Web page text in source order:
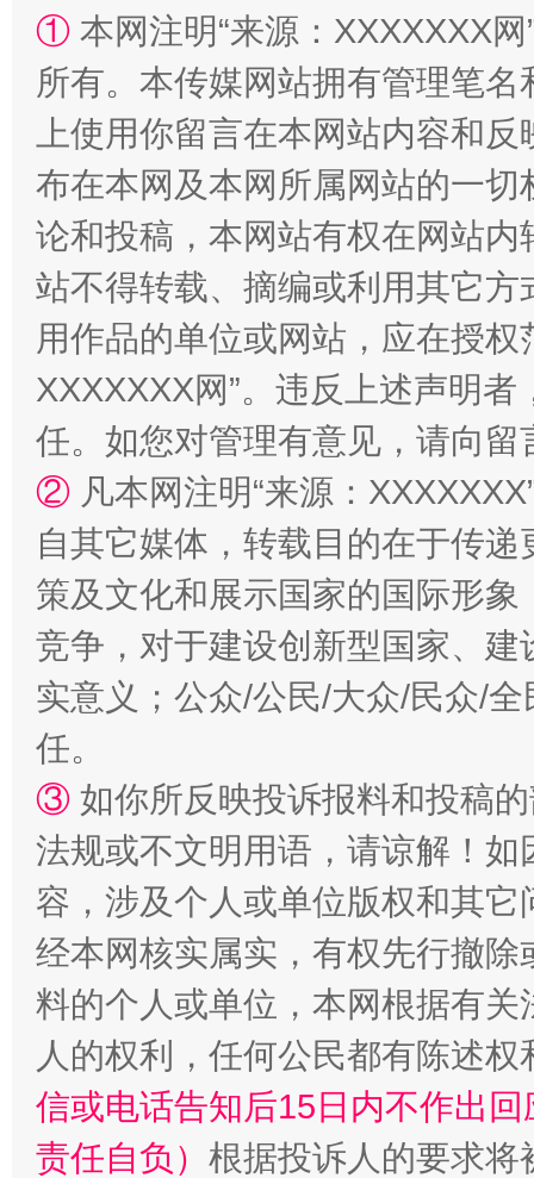
国家大学科技园优化重塑工作
扯下公款旅游的“隐身衣” 如何以
① 本网注明“来源：XXXXXXX
所有。本传媒网站拥有管理笔
上使用你留言在本网站内容和
布在本网及本网所属网站的一
论和投稿，本网站有权在网站
站不得转载、摘编或利用其它
用作品的单位或网站，应在授
XXXXXXX网”。违反上述声明
任。如您对管理有意见，请向
② 凡本网注明“来源：
自其它媒体，转载目的在于传
策及文化和展示国家的国际形
竞争，对于建设创新型国家、
实意义；公众/公民/大众/民众/
任。
③ 如你所反映投诉报料和投稿
法规或不文明用语，请谅解！
容，涉及个人或单位版权和其它
经本网核实属实，有权先行撤
料的个人或单位，本网根据有
人的权利，任何公民都有陈述
信或电话告知后15日内不作出
责任自负） 根据投诉人的要求将